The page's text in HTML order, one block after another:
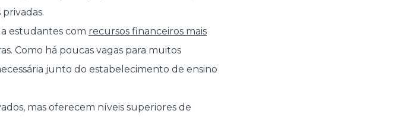
estudantes com recursos financeiros mais
Como há poucas vagas para muitos
junto do estabelecimento de ensino
mas oferecem níveis superiores de